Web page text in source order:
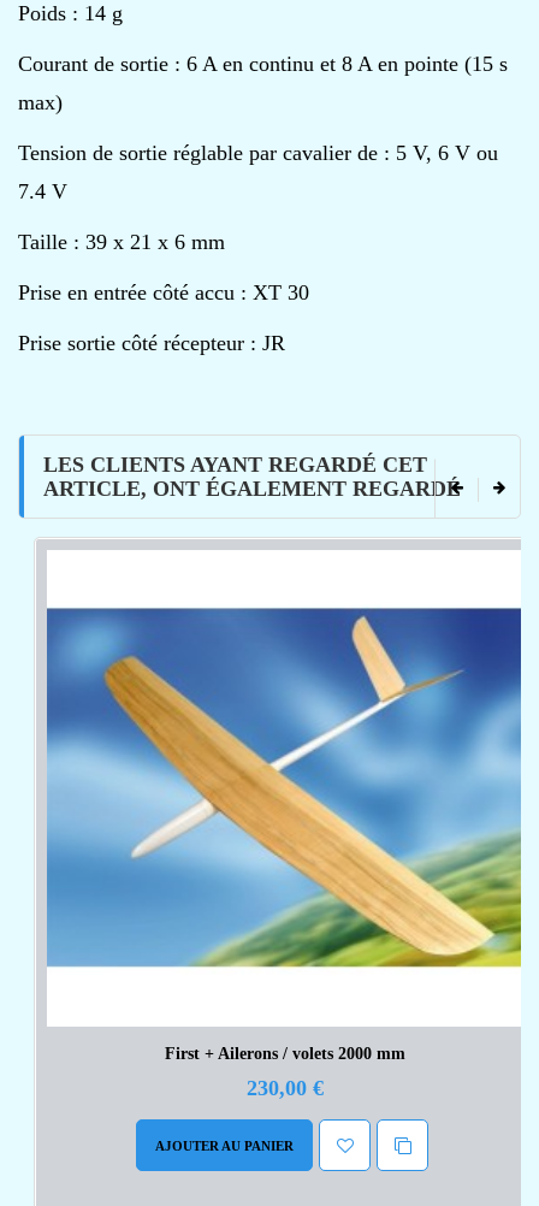
Poids : 14 g
Courant de sortie : 6 A en continu et 8 A en pointe (15 s
max)
Tension de sortie réglable par cavalier de : 5 V, 6 V ou
7.4 V
Taille : 39 x 21 x 6 mm
Prise en entrée côté accu : XT 30
Prise sortie côté récepteur : JR
LES CLIENTS AYANT REGARDÉ CET
ARTICLE, ONT ÉGALEMENT REGARDÉ
First + Ailerons / volets 2000 mm
230,00 €
AJOUTER AU PANIER